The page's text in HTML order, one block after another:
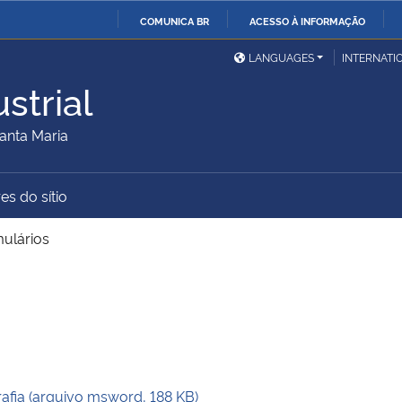
COMUNICA BR ACESSO À INFORMAÇÃO
Ministério da Defesa
Ministério das Relações
Exteriores
Ministério da Cidadania
Ministério do
Desenvolvimento Regional
LANGUAGES
Maria
do sítio
(arquivo msword, 188 KB)